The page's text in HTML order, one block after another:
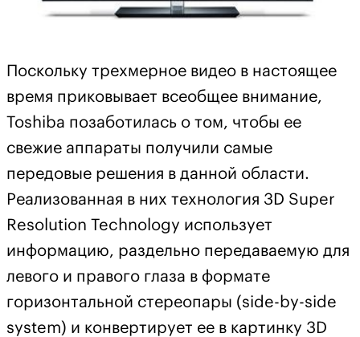
Поскольку трехмерное видео в настоящее
время приковывает всеобщее внимание,
Toshiba позаботилась о том, чтобы ее
свежие аппараты получили самые
передовые решения в данной области.
Реализованная в них технология 3D Super
Resolution Technology использует
информацию, раздельно передаваемую для
левого и правого глаза в формате
горизонтальной стереопары (side-by-side
system) и конвертирует ее в картинку 3D